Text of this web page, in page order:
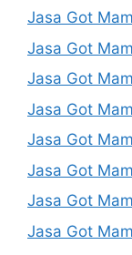
Jasa Got
Jasa Got
Jasa Got
Jasa Got
Jasa Got
Jasa Got
Jasa Got
Jasa Got